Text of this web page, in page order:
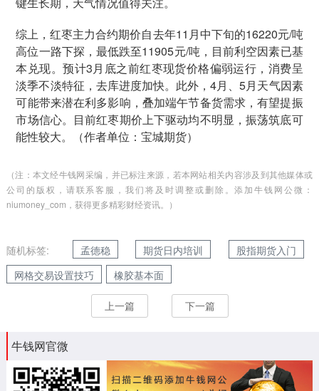
综上，红枣主力合约期价自去年11月中下旬的16220元/吨
高位一路下探，最低跌至11905元/吨，目前利空因素已基
本兑现。预计3月底之前红枣现货价格偏弱运行，消费呈
淡季不淡特征，去库进度加快。此外，4月、5月天气因素
可能带来潜在利多影响，叠加端午节备货需求，有望提振
市场信心。目前红枣期价上下驱动均不明显，振荡筑底可
能性较大。（作者单位：宝城期货）
（注：本文经牛钱网采编，并已标注来源，若本网站相关内容涉及到其他媒体或
公司的版权，请联系客服，我们将及时调整或删除。添加牛钱网公微：
niumoney_com，获得更多精彩财经资讯。）
随机标签: 孟德稳 期货日内培训
股指期货入门
网格交易设置技巧
橡胶基本面
上一篇 下一篇
牛钱网官微